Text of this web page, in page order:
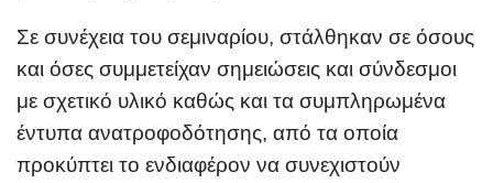
Σε συνέχεια του σεμιναρίου, στάλθηκαν σε όσους
και όσες συμμετείχαν σημειώσεις και σύνδεσμοι
με σχετικό υλικό καθώς και τα συμπληρωμένα
έντυπα ανατροφοδότησης, από τα οποία
προκύπτει το ενδιαφέρον να συνεχιστούν